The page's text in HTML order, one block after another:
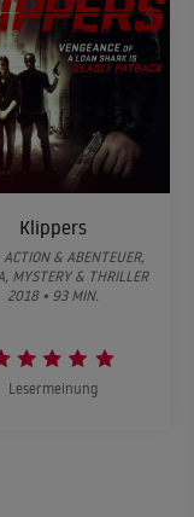
Klippers
ACTION & ABENTEUER,
MYSTERY & THRILLER
2018 • 93 MIN.
Lesermeinung